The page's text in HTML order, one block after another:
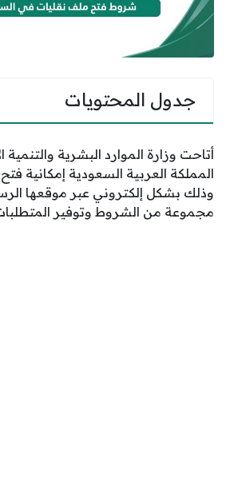
جدول المحتويات
أتاحت وزارة الموارد البشرية والتنمية
المملكة العربية السعودية إمكانية
وذلك بشكل إلكتروني عبر موقعها
مجموعة من الشروط وتوفير